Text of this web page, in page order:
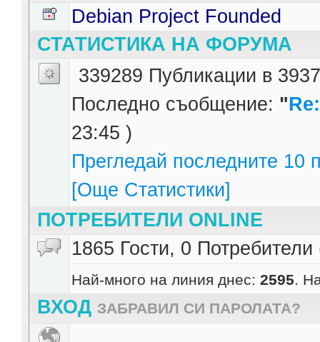
Debian Project Founded
СТАТИСТИКА НА ФОРУМА
339289 Публикации в
Последно съобщение: "
23:45 )
Прегледай последните 10
[Още Статистики]
ПОТРЕБИТЕЛИ ONLINE
1865 Гости, 0
Най-много на линия днес:2595.
ВХОД ЗАБРАВИЛ СИ ПАРОЛАТА?